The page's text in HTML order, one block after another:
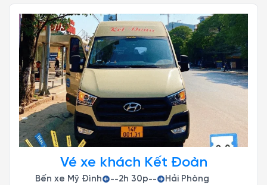
Vé xe khách Kết Đoàn
Bến xe Mỹ Đình --2h 30p-- Hải Phòng